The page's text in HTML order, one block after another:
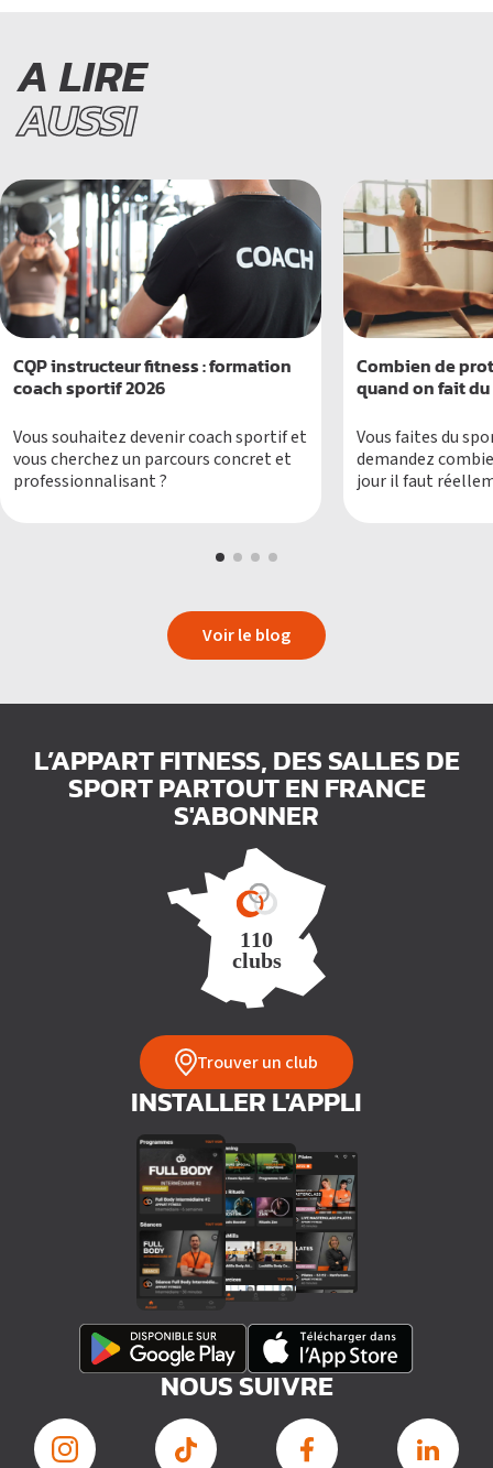
A LIRE
AUSSI
CQP instructeur fitness : formation
coach sportif 2026
Vous souhaitez devenir coach sportif et
vous cherchez un parcours concret et
professionnalisant ?
Combien de
quand on fait du
Vous faites du
demandez
jour il faut
Voir le blog
L’APPART FITNESS, DES SALLES DE
SPORT PARTOUT EN FRANCE
S'ABONNER
Trouver un club
INSTALLER L'APPLI
NOUS SUIVRE